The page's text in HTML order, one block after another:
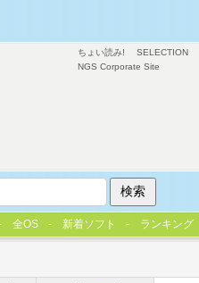
ちょい読み! SELECTION
NGS Corporate Site
全OS 新着ソフト ランキング